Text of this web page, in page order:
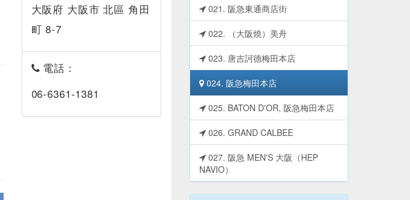
大阪府 大阪市 北區 角田
町 8-7
電話：
06-6361-1381
021. 阪急東通商店街
022. （大阪燒）美舟
023. 唐吉訶德梅田本店
024. 阪急梅田本店
025. BATON D'OR, 阪急梅田本店
026. GRAND CALBEE
027. 阪急 MEN'S 大阪（HEP
NAVIO）